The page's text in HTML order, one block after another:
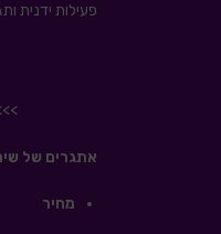
פעילות ידנית
אתגרים של
מחיר